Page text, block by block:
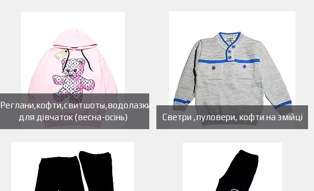
Реглани,кофти,свитшоты,водолазки
для дівчаток (весна-осінь)
Светри ,пуловери, кофти на змійці